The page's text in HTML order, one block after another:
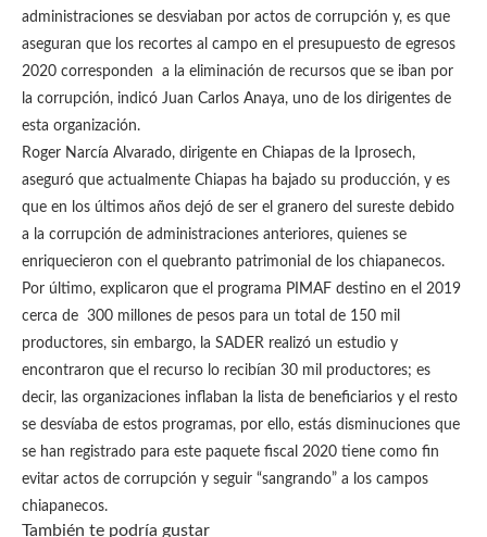
administraciones se desviaban por actos de corrupción y, es que
aseguran que los recortes al campo en el presupuesto de egresos
2020 corresponden a la eliminación de recursos que se iban por
la corrupción, indicó Juan Carlos Anaya, uno de los dirigentes de
esta organización.
Roger Narcía Alvarado, dirigente en Chiapas de la Iprosech,
aseguró que actualmente Chiapas ha bajado su producción, y es
que en los últimos años dejó de ser el granero del sureste debido
a la corrupción de administraciones anteriores, quienes se
enriquecieron con el quebranto patrimonial de los chiapanecos.
Por último, explicaron que el programa PIMAF destino en el 2019
cerca de 300 millones de pesos para un total de 150 mil
productores, sin embargo, la SADER realizó un estudio y
encontraron que el recurso lo recibían 30 mil productores; es
decir, las organizaciones inflaban la lista de beneficiarios y el resto
se desvíaba de estos programas, por ello, estás disminuciones que
se han registrado para este paquete fiscal 2020 tiene como fin
evitar actos de corrupción y seguir “sangrando” a los campos
chiapanecos.
También te podría gustar